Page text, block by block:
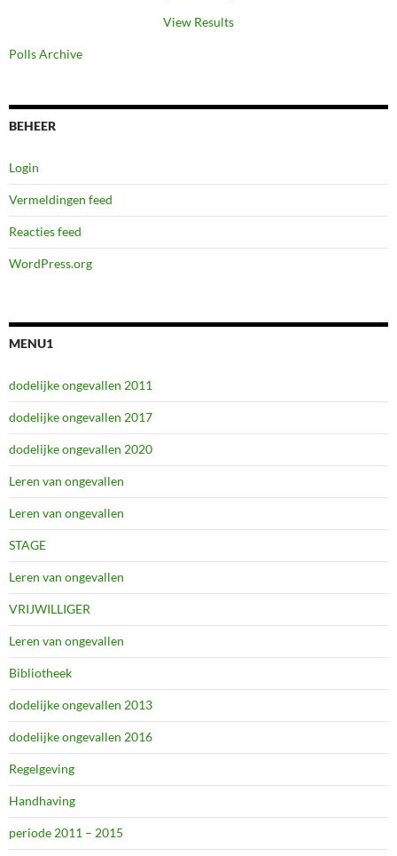
View Results
Polls Archive
BEHEER
Login
Vermeldingen feed
Reacties feed
WordPress.org
MENU1
dodelijke ongevallen 2011
dodelijke ongevallen 2017
dodelijke ongevallen 2020
Leren van ongevallen
Leren van ongevallen
STAGE
Leren van ongevallen
VRIJWILLIGER
Leren van ongevallen
Bibliotheek
dodelijke ongevallen 2013
dodelijke ongevallen 2016
Regelgeving
Handhaving
periode 2011 – 2015